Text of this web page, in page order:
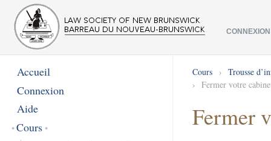
CONNEXION
Accueil
Connexion
Aide
Cours
Cours ›
Trousse
›
Fermer votre
Fermer